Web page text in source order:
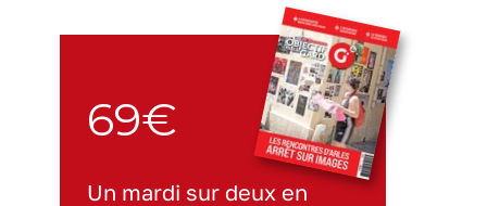
69€
Un mardi sur deux en